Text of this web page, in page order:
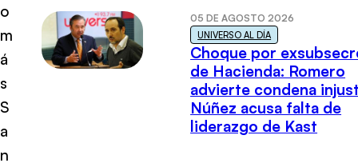
o
m
á
s
S
a
n
05 DE AGOSTO 2026
UNIVERSO AL DÍA
Choque por
de Hacienda: Romero
advierte condena
Núñez acusa falta de
liderazgo de Kast